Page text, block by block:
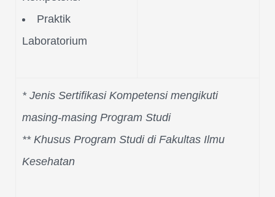
Praktik
Laboratorium
* Jenis Sertifikasi Kompetensi mengikuti
masing-masing Program Studi
** Khusus Program Studi di Fakultas Ilmu
Kesehatan